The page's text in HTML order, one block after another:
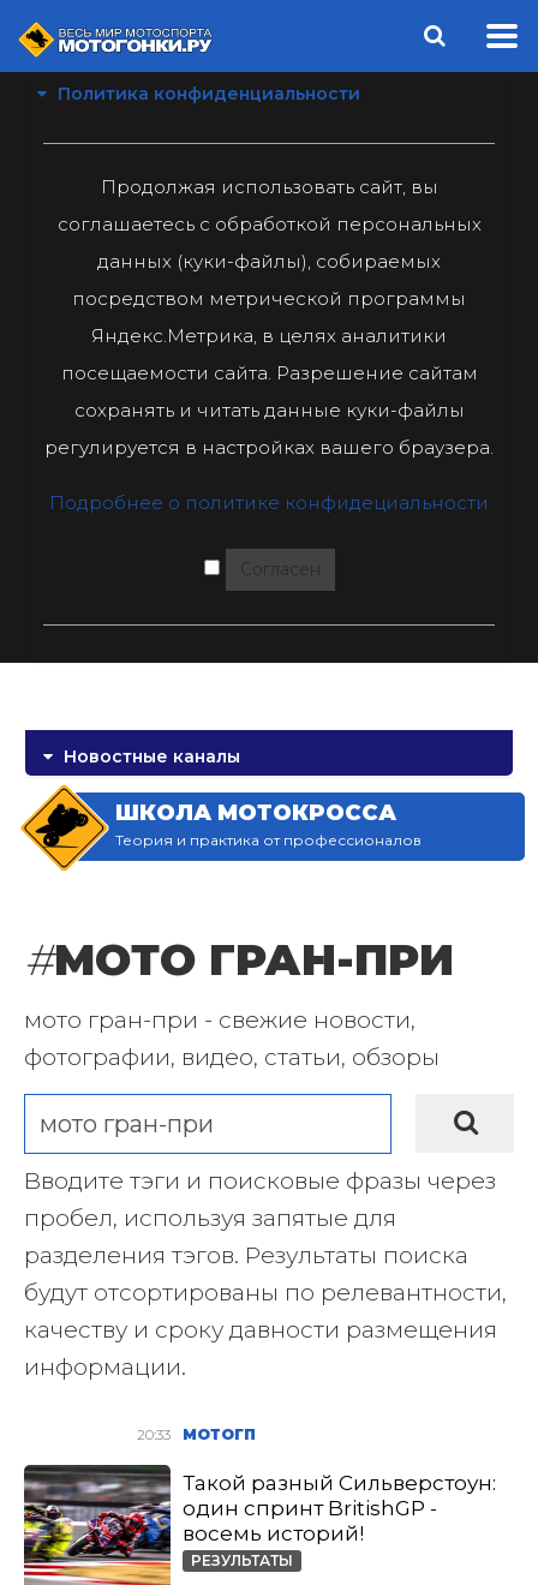
Политика конфиденциальности
Продолжая использовать сайт, вы
соглашаетесь с обработкой персональных
данных (куки-файлы), собираемых
посредством метрической программы
Яндекс.Метрика, в целях аналитики
посещаемости сайта. Разрешение сайтам
сохранять и читать данные куки-файлы
регулируется в настройках вашего браузера.
Подробнее о политике конфидециальности
Согласен
Новостные каналы
ШКОЛА МОТОКРОССА
Теория и практика от профессионалов
#МОТО ГРАН-ПРИ
мото гран-при - свежие новости,
фотографии, видео, статьи, обзоры
Вводите тэги и поисковые фразы через
пробел, используя запятые для
разделения тэгов. Результаты поиска
будут отсортированы по релевантности,
качеству и сроку давности размещения
информации.
20:33 МОТОГП
Такой разный Сильверстоун:
один спринт BritishGP -
восемь историй!
РЕЗУЛЬТАТЫ